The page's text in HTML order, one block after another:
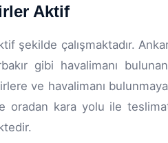
Aktif
şekilde çalışmaktadır.
gibi havalimanı
ve havalimanı
oradan kara yolu ile